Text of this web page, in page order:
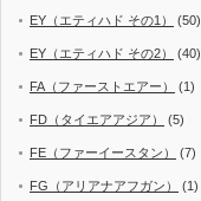
EY（エティハド その1） (50)
EY（エティハド その2） (40)
FA（ファーストエアー） (1)
FD（タイエアアジア） (5)
FE（ファーイースタン） (7)
FG（アリアナアフガン） (1)